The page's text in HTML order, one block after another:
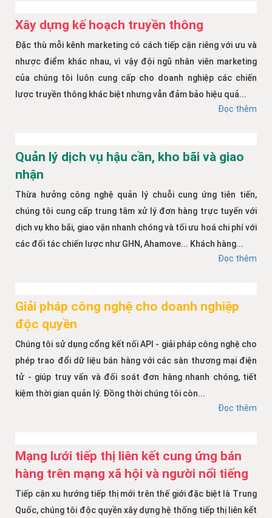
Xây dựng kế hoạch truyền thông
Đặc thù mỗi kênh marketing có cách tiếp cận riêng với ưu và
nhược điểm khác nhau, vì vậy đội ngũ nhân viên marketing
của chúng tôi luôn cung cấp cho doanh nghiệp các chiến
lược truyền thông khác biệt nhưng vẫn đảm bảo hiệu quả...
Đọc thêm
Quản lý dịch vụ hậu cần, kho bãi và giao
nhận
Thừa hưởng công nghệ quản lý chuỗi cung ứng tiên tiến,
chúng tôi cung cấp trung tâm xử lý đơn hàng trực tuyến với
dịch vụ kho bãi, giao vận nhanh chóng và tối ưu hoá chi phí với
các đối tác chiến lược như GHN, Ahamove... Khách hàng...
Đọc thêm
Giải pháp công nghệ cho doanh nghiệp
độc quyền
Chúng tôi sử dụng cổng kết nối API - giải pháp công nghệ cho
phép trao đổi dữ liệu bán hàng với các sàn thương mại điện
tử - giúp truy vấn và đối soát đơn hàng nhanh chóng, tiết
kiệm thời gian quản lý. Đồng thời chúng tôi còn...
Đọc thêm
Mạng lưới tiếp thị liên kết cung ứng bán
hàng trên mạng xã hội và người nổi tiếng
Tiếp cận xu hướng tiếp thị mới trên thế giới đặc biệt là Trung
Quốc, chúng tôi độc quyền xây dựng hệ thống tiếp thị liên kết